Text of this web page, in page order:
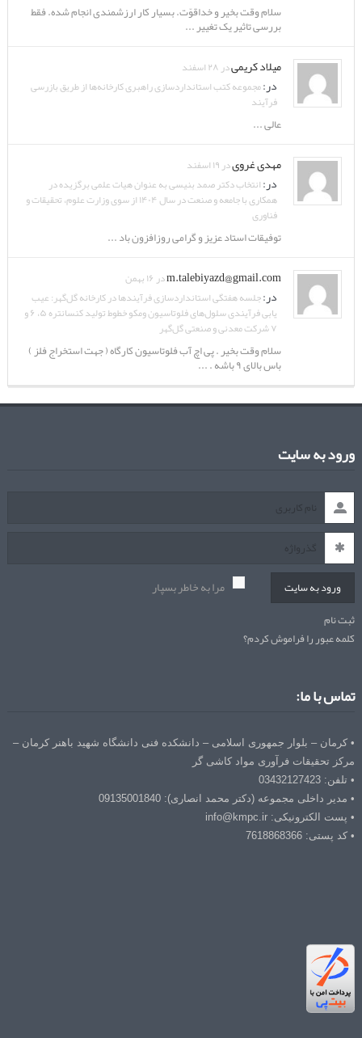
سلام وقت بخیر و خداقوّت. بسیار کار ارزشمندی انجام شده. فقط
بررسی تاثیر یک تغییر ...
میلاد کریمیدر ۲۸ اسفند
در:مجموعه کتب استانداردسازی راهبری کارخانه‌ها از طریق بازرسی
فرآیند
عالی ...
مهدی غرویدر ۱۹ اسفند
در:انتخاب دکتر صمد بنیسی به عنوان هیات علمی برگزیده در
همکاری با جامعه و صنعت در سال ۱۴۰۴ از سوی وزارت علوم، تحقیقات و
فناوری
توفیقات استاد عزیز و گرامی روزافزون باد ...
m.talebiyazd@gmail.comدر ۱۶ بهمن
در:جلسه هفتگی استانداردسازی فرآیندها در کارخانه گل‌گهر: عیب
یابی فرآیندی سلول‌های فلوتاسیون ومکو خطوط تولید کنسانتره ۵، ۶ و
۷ شرکت معدنی و صنعتی گل‌گهر
سلام وقت بخیر . پی اچ آب فلوتاسیون کارگاه ( جهت استخراج فلز )
باس بالای ۹ باشه . ...
ورود به سایت
ورود به سایت مرا به خاطر بسپار
ثبت نام
کلمه عبور را فراموش کردم؟
تماس با ما:
• کرمان – بلوار جمهوری اسلامی – دانشکده فنی دانشگاه شهید باهنر کرمان –
مرکز تحقیقات فرآوری مواد کاشی گر
• تلفن: 03432127423
• مدیر داخلی مجموعه (دکتر محمد انصاری): 09135001840
• پست الکترونیکی: info@kmpc.ir
• کد پستی: 7618868366